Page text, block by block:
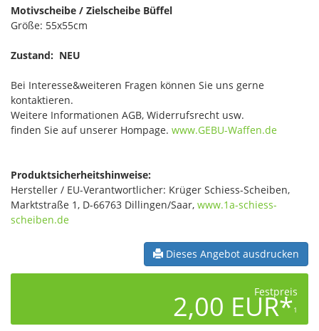
Motivscheibe / Zielscheibe Büffel
Größe: 55x55cm
Zustand: NEU
Bei Interesse&weiteren Fragen können Sie uns gerne
kontaktieren.
Weitere Informationen AGB, Widerrufsrecht usw.
finden Sie auf unserer Hompage. www.GEBU-Waffen.de
Produktsicherheitshinweise:
Hersteller / EU-Verantwortlicher: Krüger Schiess-Scheiben,
Marktstraße 1, D-66763 Dillingen/Saar, www.1a-schiess-
scheiben.de
Dieses Angebot ausdrucken
Festpreis
2,00 EUR*1